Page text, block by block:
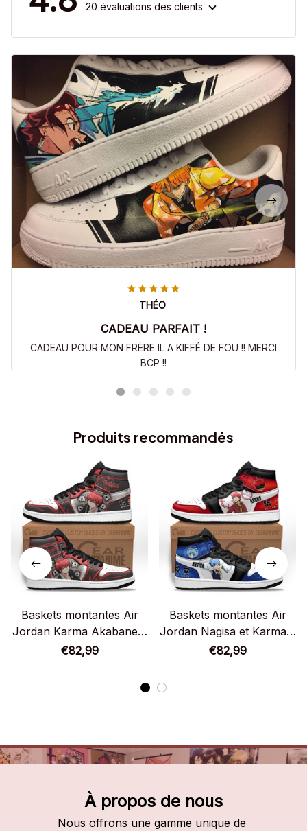
20 évaluations des clients
THÉO
CADEAU PARFAIT !
CADEAU POUR MON FRÈRE IL A KIFFÉ DE FOU !! MERCI
BCP !!
Produits recommandés
Baskets montantes Air
Jordan Karma Akabane –
Chaussures montantes
€82,99
Baskets montantes Air
Jordan Nagisa et Karma –
Chaussures montantes
€82,99
À propos de nous
Nous offrons une gamme unique de